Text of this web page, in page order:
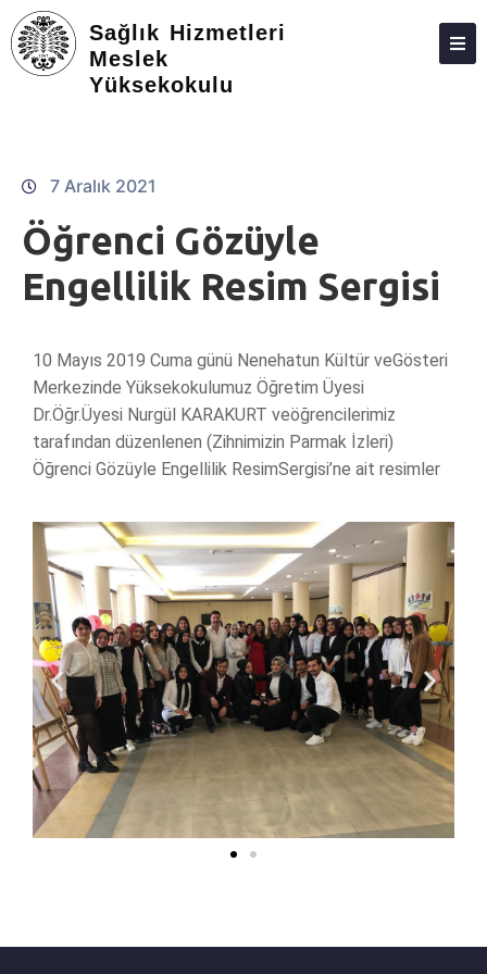
Sağlık Hizmetleri
Meslek
Yüksekokulu
HAKKIMIZDA
KIŞILER
BÖLÜMLER
ETKINLIKLER
ÖĞRENCILER
STAJ
ROTASYONLAR
MEVZUAT
İLETIŞIM
S.S.S
7 Aralık 2021
Öğrenci Gözüyle
Engellilik Resim Sergisi
10 Mayıs 2019 Cuma günü Nenehatun Kültür veGösteri
Merkezinde Yüksekokulumuz Öğretim Üyesi
Dr.Öğr.Üyesi Nurgül KARAKURT veöğrencilerimiz
tarafından düzenlenen (Zihnimizin Parmak İzleri)
Öğrenci Gözüyle Engellilik ResimSergisi’ne ait resimler